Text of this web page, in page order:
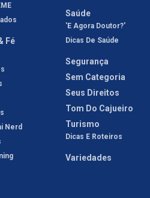
Fé
Nerd
Saúde
'E Agora Doutor?'
Dicas De Saúde
Segurança
Sem Categoria
Seus Direitos
Tom Do Cajueiro
Turismo
Dicas E Roteiros
Variedades